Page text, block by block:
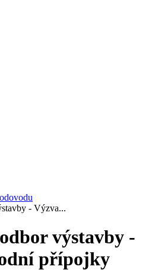
- Výzva...
výstavby -
přípojky